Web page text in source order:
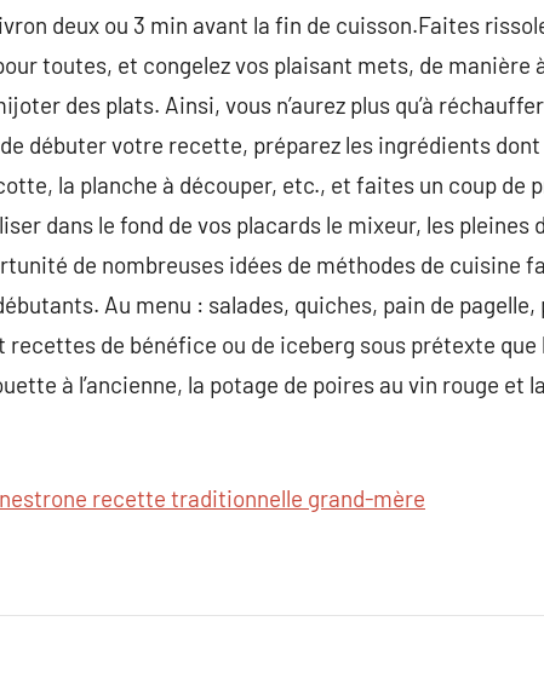
deux ou 3 min avant la fin de cuisson.Faites
toutes, et congelez vos plaisant mets, de manière
des plats. Ainsi, vous n’aurez plus qu’à
débuter votre recette, préparez les ingrédients
la planche à découper, etc., et faites un coup de
dans le fond de vos placards le mixeur, les pleines
de nombreuses idées de méthodes de cuisine
Au menu : salades, quiches, pain de pagelle,
de bénéfice ou de iceberg sous prétexte
à l’ancienne, la potage de poires au vin rouge et
recette traditionnelle grand-mère